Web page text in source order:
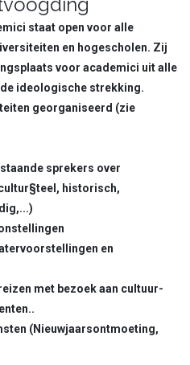
staat open voor alle
en hogescholen. Zij
voor academici uit alle
ideologische strekking.
georganiseerd (zie
sprekers over
historisch,
en
met bezoek aan cultuur-
(Nieuwjaarsontmoeting,